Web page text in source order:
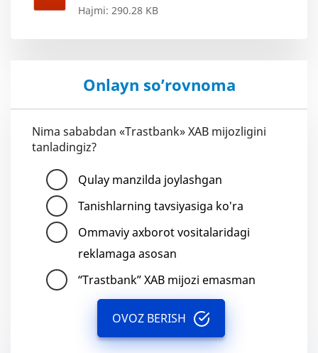
Hajmi: 290.28 KB
Onlayn so’rovnoma
Nima sababdan «Trastbank» XAB mijozligini
tanladingiz?
Qulay manzilda joylashgan
Tanishlarning tavsiyasiga ko'ra
Ommaviy axborot vositalaridagi
reklamaga asosan
“Trastbank” XAB mijozi emasman
OVOZ BERISH